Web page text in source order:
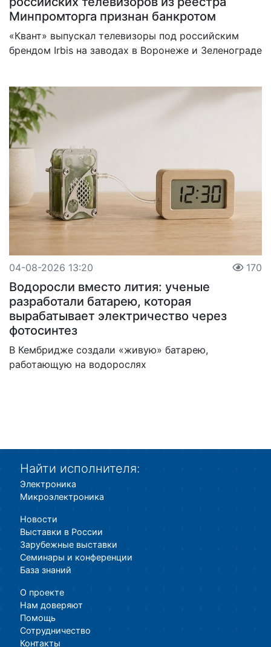
Минпромторга признан банкротом
«Квант» выпускал телевизоры под российским
брендом Irbis на заводах в Воронеже и Зеленограде
04-08-2026 13:20 170
Водоросли вместо лития: ученые
разработали батарею, которая
вырабатывает электричество через
фотосинтез
В Кембридже создали «живую» батарею,
работающую на водорослях
Найти исполнителя:
Электроника
Микроэлектроника
Новости
Выставки в России
Зарубежные выставки
Семинары и конференции
База знаний
О проекте
Нам доверяют
Помощь
Сотрудничество
Контакты